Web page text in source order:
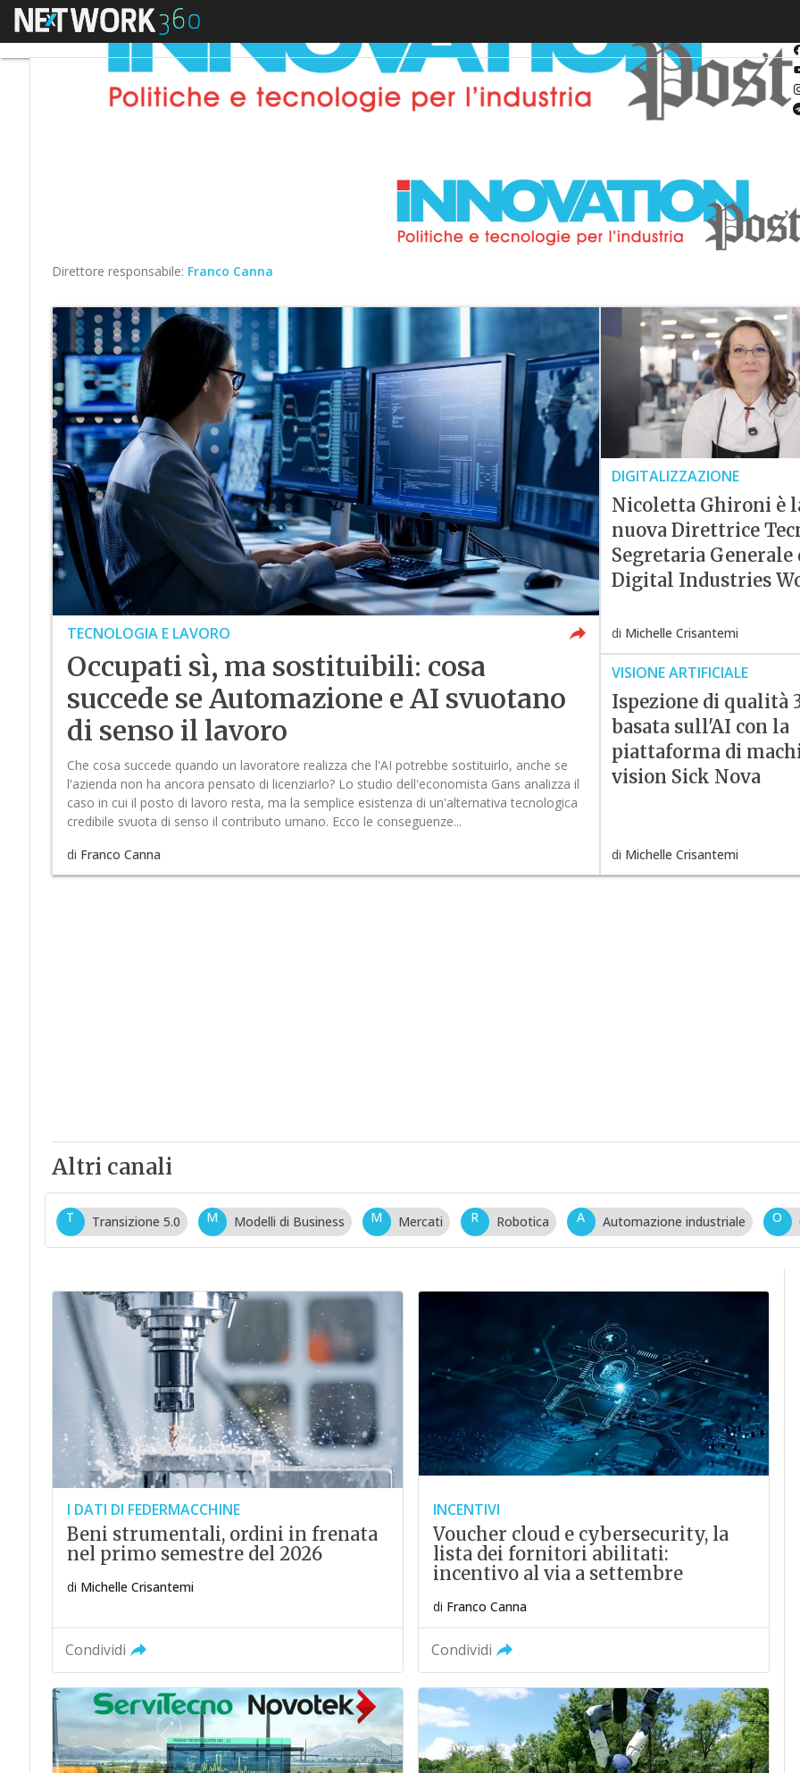
Menu
Direttore responsabile: Franco Canna
TECNOLOGIA E LAVORO
Occupati sì, ma sostituibili: cosa
succede se Automazione e AI svuotano
di senso il lavoro
Che cosa succede quando un lavoratore realizza che l'AI potrebbe sostituirlo, anche se
l'azienda non ha ancora pensato di licenziarlo? Lo studio dell'economista Gans analizza il
caso in cui il posto di lavoro resta, ma la semplice esistenza di un'alternativa tecnologica
credibile svuota di senso il contributo umano. Ecco le conseguenze...
di Franco Canna
DIGITALIZZAZIONE
Nicoletta Ghironi è
nuova Direttrice
Segretaria Generale
Digital Industries
di Michelle Crisantemi
VISIONE ARTIFICIALE
Ispezione di qualità
basata sull'AI con la
piattaforma di
vision Sick Nova
di Michelle Crisantemi
Altri canali
T Transizione 5.0 M Modelli di Business M Mercati R Robotica A Automazione industriale O
I DATI DI FEDERMACCHINE
Beni strumentali, ordini in frenata
nel primo semestre del 2026
di Michelle Crisantemi
Condividi
INCENTIVI
Voucher cloud e cybersecurity, la
lista dei fornitori abilitati:
incentivo al via a settembre
di Franco Canna
Condividi